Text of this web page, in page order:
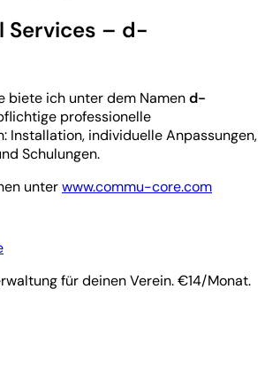
Services – d-
biete ich unter dem Namend-
professionelle
Installation, individuelle Anpassungen,
Schulungen.
unterwww.commu-core.com
für deinen Verein. €14/Monat.